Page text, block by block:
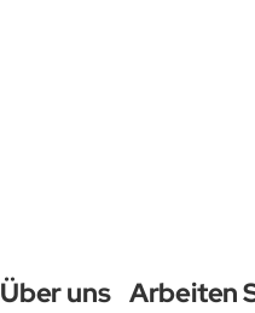
Über uns Arbeiten